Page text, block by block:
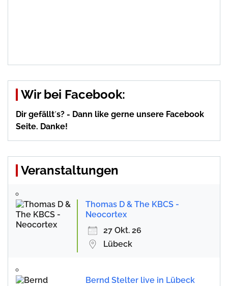
Wir bei Facebook:
Dir gefällt´s? - Dann like gerne unsere Facebook
Seite. Danke!
Veranstaltungen
Thomas D & The KBCS -
Neocortex
27 Okt. 26
Lübeck
Bernd Stelter live in Lübeck